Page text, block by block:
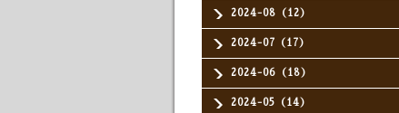
2024-08（12）
2024-07（17）
2024-06（18）
2024-05（14）